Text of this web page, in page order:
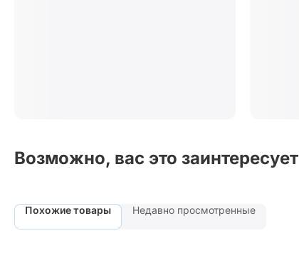
Возможно, вас это заинтересует
Похожие товары Недавно просмотренные